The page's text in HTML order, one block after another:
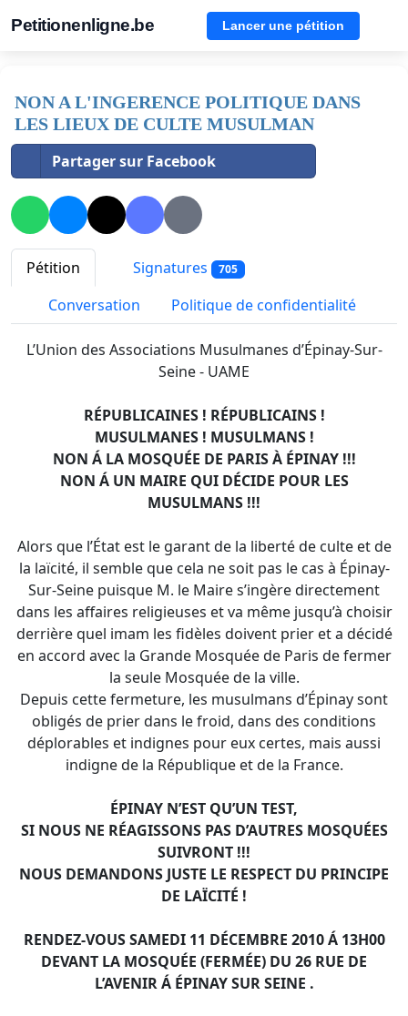
Petitionenligne.be Lancer une pétition
NON A L'INGERENCE POLITIQUE DANS
LES LIEUX DE CULTE MUSULMAN
Partager sur Facebook
Pétition Signatures 705
Conversation Politique de confidentialité
L’Union des Associations Musulmanes d’Épinay-Sur-
Seine - UAME
RÉPUBLICAINES ! RÉPUBLICAINS !
MUSULMANES ! MUSULMANS !
NON Á LA MOSQUÉE DE PARIS À ÉPINAY !!!
NON Á UN MAIRE QUI DÉCIDE POUR LES
MUSULMANS !!!
Alors que l’État est le garant de la liberté de culte et de
la laïcité, il semble que cela ne soit pas le cas à Épinay-
Sur-Seine puisque M. le Maire s’ingère directement
dans les affaires religieuses et va même jusqu’à choisir
derrière quel imam les fidèles doivent prier et a décidé
en accord avec la Grande Mosquée de Paris de fermer
la seule Mosquée de la ville.
Depuis cette fermeture, les musulmans d’Épinay sont
obligés de prier dans le froid, dans des conditions
déplorables et indignes pour eux certes, mais aussi
indigne de la République et de la France.
ÉPINAY N’EST QU’UN TEST,
SI NOUS NE RÉAGISSONS PAS D’AUTRES MOSQUÉES
SUIVRONT !!!
NOUS DEMANDONS JUSTE LE RESPECT DU PRINCIPE
DE LAÏCITÉ !
RENDEZ-VOUS SAMEDI 11 DÉCEMBRE 2010 Á 13H00
DEVANT LA MOSQUÉE (FERMÉE) DU 26 RUE DE
L’AVENIR Á ÉPINAYSUR SEINE .